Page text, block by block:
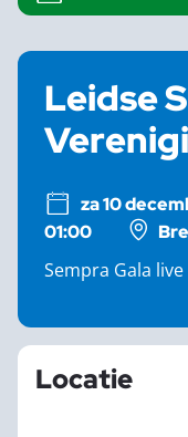
Leidse
za 10
01:00
Sempra Gala
Locatie